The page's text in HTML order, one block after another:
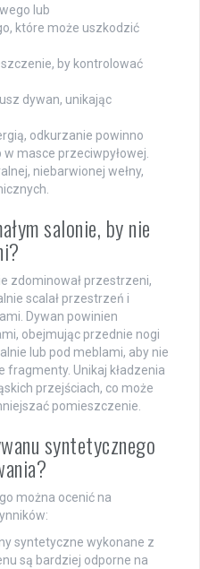
lub
które może uszkodzić
by kontrolować
dywan, unikając
odkurzanie powinno
masce przeciwpyłowej.
niebarwionej wełny,
salonie, by nie
zdominował przestrzeni,
scalał przestrzeń i
Dywan powinien
obejmując przednie nogi
lub pod meblami, aby nie
fragmenty. Unikaj kładzenia
przejściach, co może
pomieszczenie.
syntetycznego
można ocenić na
syntetyczne wykonane z
są bardziej odporne na